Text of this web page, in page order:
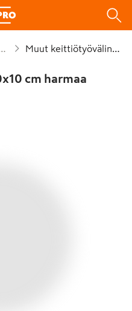
Muut keittiötyövälineet
cm harmaa